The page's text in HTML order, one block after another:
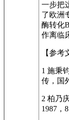
一步把
了欧洲
酶转化
作离临
【参考
1 施秉
传，国
2 柏乃
1987，